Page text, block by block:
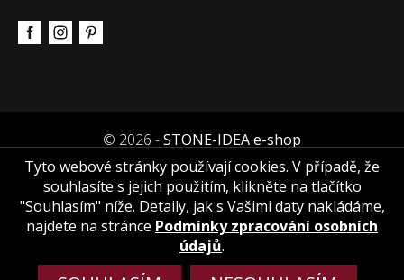
© 2026 -STONE-IDEA e-shop
Tyto webové stránky používají cookies. V případě, že
souhlasíte s jejich použitím, klikněte na tlačítko
"Souhlasím" níže. Detaily, jak s Vašimi daty nakládáme,
najdete na stránce Podmínky zpracování osobních
údajů.